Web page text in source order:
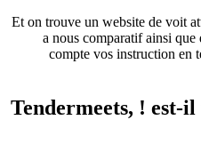
Et on trouve un website de voit
a nous comparatif ainsi que
compte vos instruction en
Tendermeets, ! est-